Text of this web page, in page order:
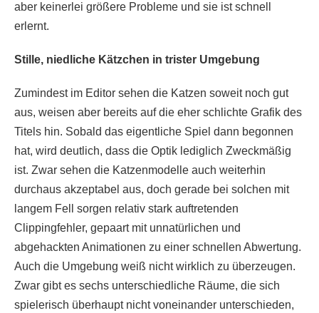
aber keinerlei größere Probleme und sie ist schnell
erlernt.
Stille, niedliche Kätzchen in trister Umgebung
Zumindest im Editor sehen die Katzen soweit noch gut
aus, weisen aber bereits auf die eher schlichte Grafik des
Titels hin. Sobald das eigentliche Spiel dann begonnen
hat, wird deutlich, dass die Optik lediglich Zweckmäßig
ist. Zwar sehen die Katzenmodelle auch weiterhin
durchaus akzeptabel aus, doch gerade bei solchen mit
langem Fell sorgen relativ stark auftretenden
Clippingfehler, gepaart mit unnatürlichen und
abgehackten Animationen zu einer schnellen Abwertung.
Auch die Umgebung weiß nicht wirklich zu überzeugen.
Zwar gibt es sechs unterschiedliche Räume, die sich
spielerisch überhaupt nicht voneinander unterschieden,